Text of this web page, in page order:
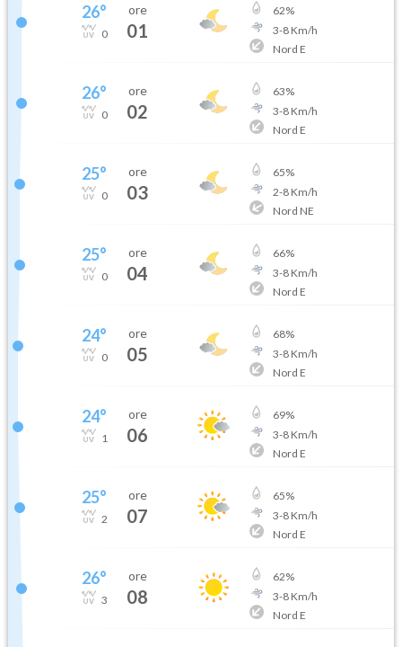
26°
0
ore
01
62%
3-8Km/h
Nord E
26°
0
ore
02
63%
3-8Km/h
Nord E
25°
0
ore
03
65%
2-8Km/h
Nord NE
25°
0
ore
04
66%
3-8Km/h
Nord E
24°
0
ore
05
68%
3-8Km/h
Nord E
24°
1
ore
06
69%
3-8Km/h
Nord E
25°
2
ore
07
65%
3-8Km/h
Nord E
26°
3
ore
08
62%
3-8Km/h
Nord E